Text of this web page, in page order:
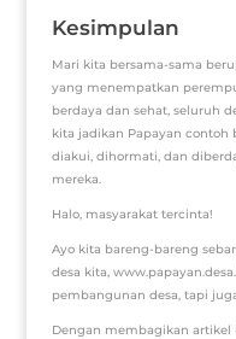
Kesimpulan
Mari kita bersama-sama
yang menempatkan
berdaya dan sehat, seluruh
kita jadikan Papayan contoh
diakui, dihormati, dan
mereka.
Halo, masyarakat tercinta!
Ayo kita bareng-bareng
desa kita,
pembangunan desa, tapi
Dengan membagikan